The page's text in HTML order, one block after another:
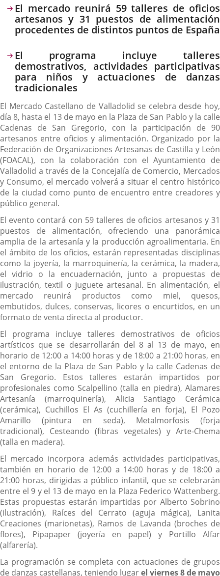
Descripción
El mercado reunirá 59 talleres de oficios
artesanos y 31 puestos de alimentación
procedentes de distintos puntos de España
El programa incluye talleres
demostrativos, actividades participativas
para niños y actuaciones de danzas
tradicionales
El Mercado Castellano de Valladolid se celebra desde hoy,
día 8, hasta el 13 de mayo en la Plaza de San Pablo y la calle
Cadenas de San Gregorio, con la participación de 90
artesanos entre oficios y alimentación. Organizado por la
Federación de Organizaciones Artesanas de Castilla y León
(FOACAL), con la colaboración con el Ayuntamiento de
Valladolid a través de la Concejalía de Comercio, Mercados
y Consumo, el mercado volverá a situar el centro histórico
de la ciudad como punto de encuentro entre creadores y
público general.
El evento contará con 59 talleres de oficios artesanos y 31
puestos de alimentación, ofreciendo una panorámica
amplia de la artesanía y la producción agroalimentaria. En
el ámbito de los oficios, estarán representadas disciplinas
como la joyería, la marroquinería, la cerámica, la madera,
el vidrio o la encuadernación, junto a propuestas de
ilustración, textil o juguete artesanal. En alimentación, el
mercado reunirá productos como miel, quesos,
embutidos, dulces, conservas, licores o encurtidos, en un
formato de venta directa al productor.
El programa incluye talleres demostrativos de oficios
artísticos que se desarrollarán del 8 al 13 de mayo, en
horario de 12:00 a 14:00 horas y de 18:00 a 21:00 horas, en
el entorno de la Plaza de San Pablo y la calle Cadenas de
San Gregorio. Estos talleres estarán impartidos por
profesionales como Scalpellino (talla en piedra), Alamares
Artesanía (marroquinería), Alicia Santiago Cerámica
(cerámica), Cuchillos El As (cuchillería en forja), El Pozo
Amarillo (pintura en seda), Metalmorfosis (forja
tradicional), Cesteando (fibras vegetales) y Arte-Chema
(talla en madera).
El mercado incorpora además actividades participativas,
también en horario de 12:00 a 14:00 horas y de 18:00 a
21:00 horas, dirigidas a público infantil, que se celebrarán
entre el 9 y el 13 de mayo en la Plaza Federico Wattenberg.
Estas propuestas estarán impartidas por Alberto Sobrino
(ilustración), Raíces del Cerrato (aguja mágica), Lanita
Creaciones (marionetas), Ramos de Lavanda (broches de
flores), Pipapaper (joyería en papel) y Portillo Alfar
(alfarería).
La programación se completa con actuaciones de grupos
de danzas castellanas, teniendo lugarel viernes 8 de mayo